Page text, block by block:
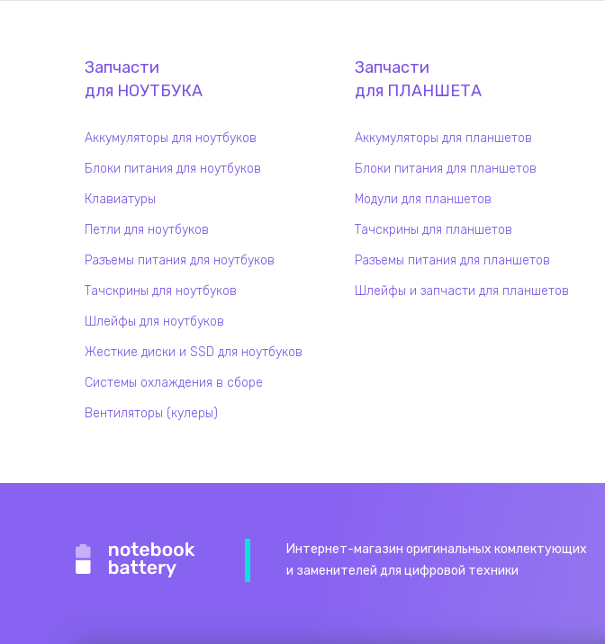
Запчасти
для НОУТБУКА
Аккумуляторы для ноутбуков
Блоки питания для ноутбуков
Клавиатуры
Петли для ноутбуков
Разъемы питания для ноутбуков
Тачскрины для ноутбуков
Шлейфы для ноутбуков
Жесткие диски и SSD для ноутбуков
Системы охлаждения в сборе
Вентиляторы (кулеры)
Запчасти
для ПЛАНШЕТА
Аккумуляторы для планшетов
Блоки питания для планшетов
Модули для планшетов
Тачскрины для планшетов
Разъемы питания для планшетов
Шлейфы и запчасти для планшетов
Интернет-магазин оригинальных комлектующих
и заменителей для цифровой техники